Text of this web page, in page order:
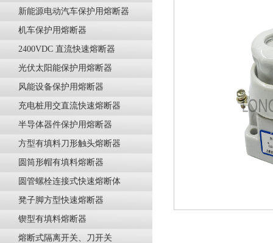
新能源电动汽车保护用熔断器
机车保护用熔断器
2400VDC 直流快速熔断器
光伏太阳能保护用熔断器
风能设备保护用熔断器
充电桩用交直流快速熔断器
半导体器件保护用熔断器
方型有填料刀形触头熔断器
圆筒形帽有填料熔断器
圆管螺栓连接式快速熔断体
凳子脚方型快速熔断器
锲型有填料熔断器
熔断式隔离开关、刀开关